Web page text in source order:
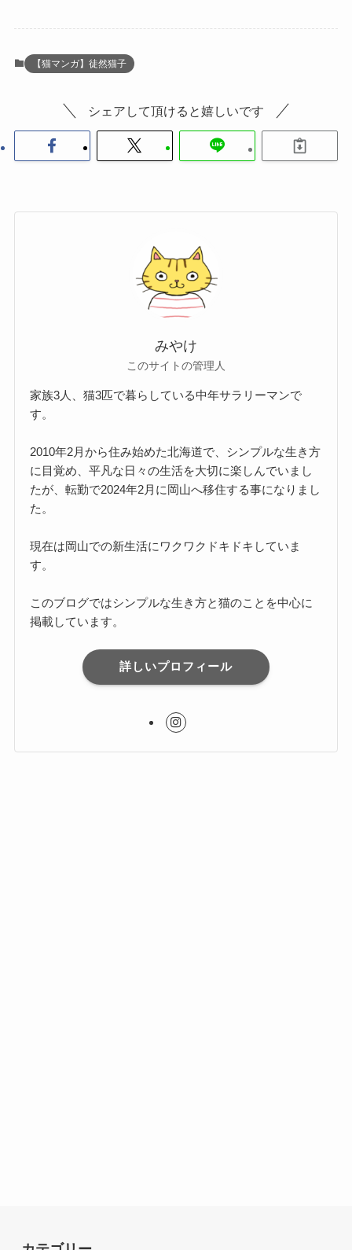
【猫マンガ】徒然猫子
シェアして頂けると嬉しいです
みやけ
このサイトの管理人
家族3人、猫3匹で暮らしている中年サラリーマンで
す。
2010年2月から住み始めた北海道で、シンプルな生き方
に目覚め、平凡な日々の生活を大切に楽しんでいまし
たが、転勤で2024年2月に岡山へ移住する事になりまし
た。
現在は岡山での新生活にワクワクドキドキしていま
す。
このブログではシンプルな生き方と猫のことを中心に
掲載しています。
詳しいプロフィール